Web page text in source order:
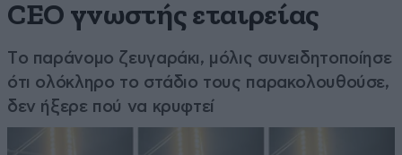
CEO γνωστής εταιρείας
Tο παράνομο ζευγαράκι, μόλις συνειδητοποίησε
ότι ολόκληρο το στάδιο τους παρακολουθούσε,
δεν ήξερε πού να κρυφτεί